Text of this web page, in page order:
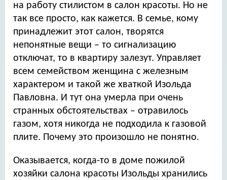
на работу стилистом в салон красоты. Но не
так все просто, как кажется. В семье, кому
принадлежит этот салон, творятся
непонятные вещи – то сигнализацию
отключат, то в квартиру залезут. Управляет
всем семейством женщина с железным
характером и такой же хваткой Изольда
Павловна. И тут она умерла при очень
странных обстоятельствах – отравилось
газом, хотя никогда не подходила к газовой
плите. Почему это произошло не понятно.
Оказывается, когда-то в доме пожилой
хозяйки салона красоты Изольды хранились